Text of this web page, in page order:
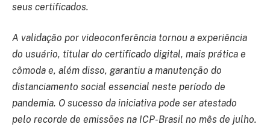
seus certificados.
A validação por videoconferência tornou a experiência
do usuário, titular do certificado digital, mais prática e
cômoda e, além disso, garantiu a manutenção do
distanciamento social essencial neste período de
pandemia. O sucesso da iniciativa pode ser atestado
pelo recorde de emissões na ICP-Brasil no mês de julho.